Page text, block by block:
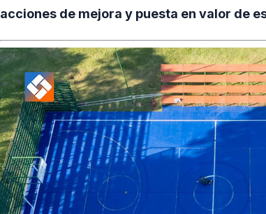
acciones de mejora y puesta en valor de